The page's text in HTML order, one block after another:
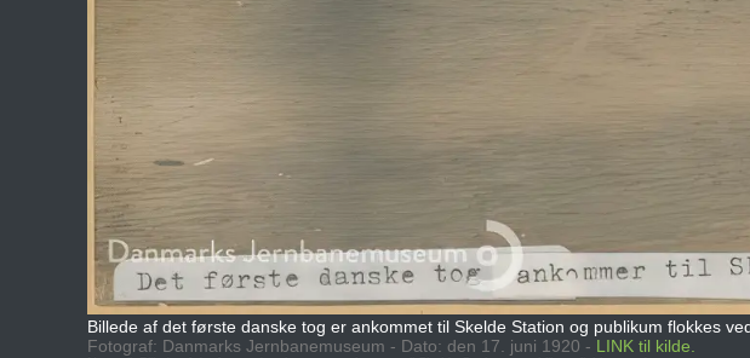
Billede af det første danske tog er ankommet til Skelde Station og publikum flokkes
Fotograf: Danmarks Jernbanemuseum - Dato: den 17. juni 1920 - LINK til kilde.